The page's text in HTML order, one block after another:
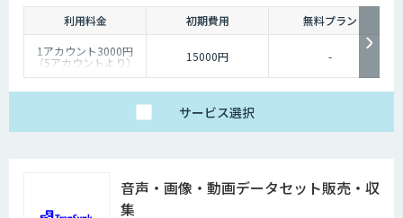
利用料金 初期費用
無料プラン
1アカウント3000円
（5アカウントより） 15000円 -
サービス選択
音声・画像・動画データセット販売・収
集